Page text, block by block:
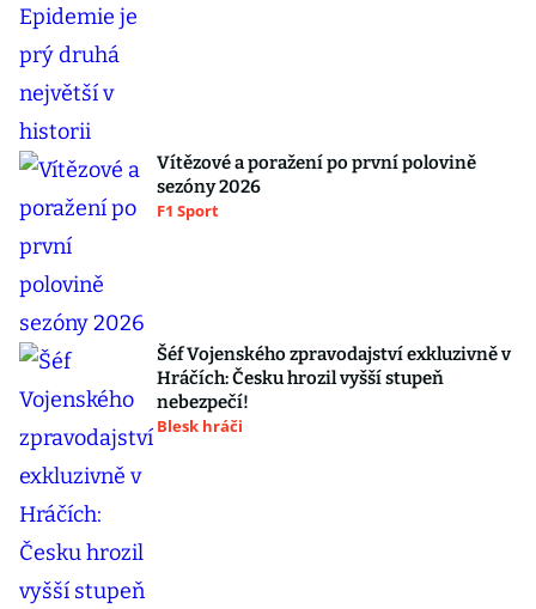
Vítězové a poražení po první polovině
sezóny 2026
F1 Sport
Šéf Vojenského zpravodajství exkluzivně v
Hráčích: Česku hrozil vyšší stupeň
nebezpečí!
Blesk hráči